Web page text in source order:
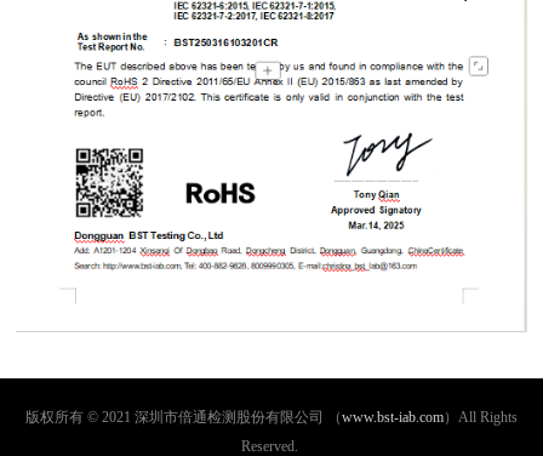
版权所有 © 2021 深圳市倍通检测股份有限公司 （www.bst-iab.com）All Rights
Reserved.